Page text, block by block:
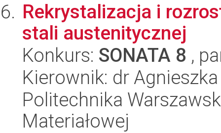
Rekrystalizacja i
stali austenitycznej
Konkurs: SONATA 8 ,
Kierownik: dr
Politechnika
Materiałowej